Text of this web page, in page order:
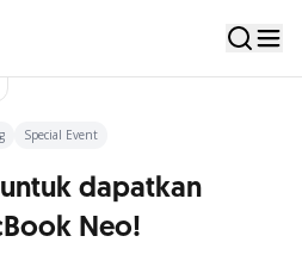
Special Event
dapatkan
Neo!